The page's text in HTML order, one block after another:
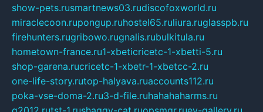
show-pets.rusmartnews03.rudiscofoxworld.ru
miraclecoon.rupongup.ruhostel65.ruliura.ruglasspb.ru
firehunters.rugribowo.rugnalis.rubulkitula.ru
hometown-france.ru1-xbeticricetc-1-xbetti-5.ru
shop-garena.rucricetc-1-xbetr-1-xbetcc-2.ru
one-life-story.rutop-halyava.ruaccounts112.ru
poka-vse-doma-2.ru3-d-file.ruhahahaharms.ru